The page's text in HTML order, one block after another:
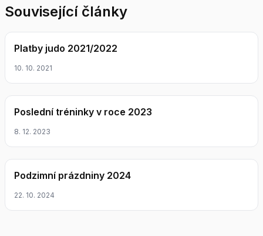
Související články
Platby judo 2021/2022
10. 10. 2021
Poslední tréninky v roce 2023
8. 12. 2023
Podzimní prázdniny 2024
22. 10. 2024